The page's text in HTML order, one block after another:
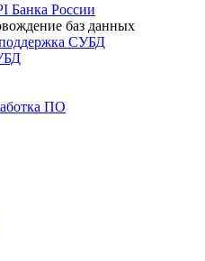
Банка России
баз данных
СУБД
ПО